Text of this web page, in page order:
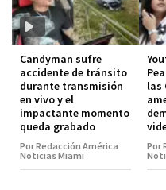
Candyman sufre
accidente de tránsito
durante transmisión
en vivo y el
impactante momento
queda grabado
Por Redacción América
Noticias Miami
las
Por